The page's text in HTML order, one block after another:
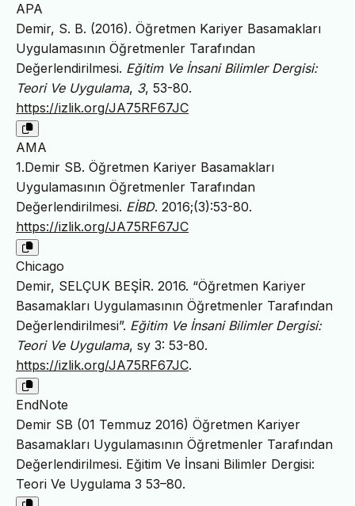
APA
Demir, S. B. (2016). Öğretmen Kariyer Basamakları
Uygulamasının Öğretmenler Tarafından
Değerlendirilmesi. Eğitim Ve İnsani Bilimler Dergisi:
Teori Ve Uygulama, 3, 53-80.
https://izlik.org/JA75RF67JC
AMA
1.Demir SB. Öğretmen Kariyer Basamakları
Uygulamasının Öğretmenler Tarafından
Değerlendirilmesi. EİBD. 2016;(3):53-80.
https://izlik.org/JA75RF67JC
Chicago
Demir, SELÇUK BEŞİR. 2016. “Öğretmen Kariyer
Basamakları Uygulamasının Öğretmenler Tarafından
Değerlendirilmesi”. Eğitim Ve İnsani Bilimler Dergisi:
Teori Ve Uygulama, sy 3: 53-80.
https://izlik.org/JA75RF67JC.
EndNote
Demir SB (01 Temmuz 2016) Öğretmen Kariyer
Basamakları Uygulamasının Öğretmenler Tarafından
Değerlendirilmesi. Eğitim Ve İnsani Bilimler Dergisi:
Teori Ve Uygulama 3 53–80.